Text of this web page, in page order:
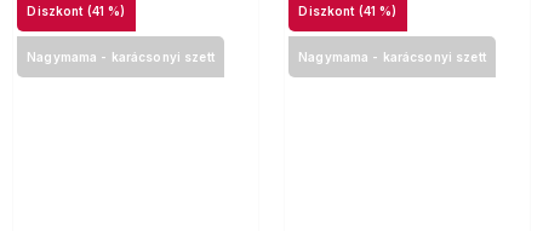
(41 %)
Nagymama - karácsonyi szett
(41 %)
Nagymama - karácsonyi szett